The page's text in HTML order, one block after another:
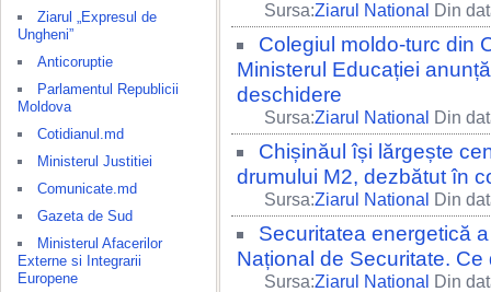
Ziarul „Expresul de
Ungheni”
Anticoruptie
Parlamentul Republicii
Moldova
Cotidianul.md
Ministerul Justitiei
Comunicate.md
Gazeta de Sud
Ministerul Afacerilor
Externe si Integrarii
Europene
Sursa:Ziarul National Din
Colegiul moldo-turc din
Ministerul Educației
deschidere
Sursa:Ziarul National Din
Chișinăul își lărgește
drumului M2, dezbătut în
Sursa:Ziarul National Din
Securitatea energetică
Național de Securitate.
Sursa:Ziarul National Din